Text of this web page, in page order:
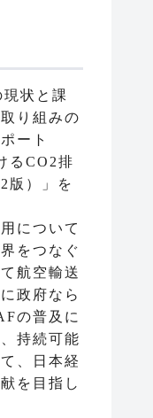
状と課
り組みの
ート
るCO2排
版）」を
について
をつなぐ
航空輸送
政府なら
の普及に
持続可能
、日本経
を目指し